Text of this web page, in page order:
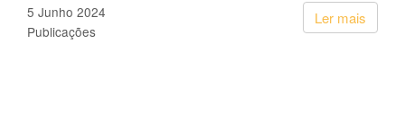
Ler mais
5 Junho 2024
Publicações